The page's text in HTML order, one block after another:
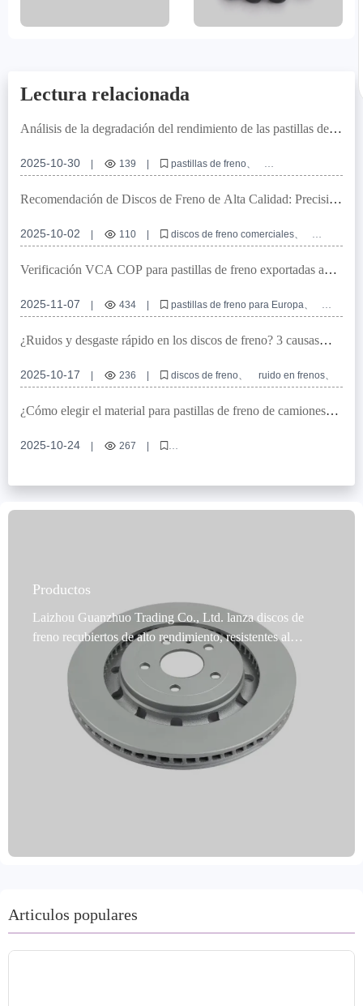
Lectura relacionada
Análisis de la degradación del rendimiento de las pastillas de
2025-10-30 139
pastillas de freno
degradación del frenado
mantenimiento del sistema de frenos
análisis de desgaste
seguridad vial
Recomendación de Discos de Freno de Alta Calidad: Precisión
Rendimiento Óptimo
2025-10-02 110
discos de freno comerciales
precisión orificios de posicionamiento
mecanizado de discos de freno
planitud del disco de freno
instalación estándar de frenos
Verificación VCA COP para pastillas de freno exportadas a
(con casos reales)
2025-11-07 434
pastillas de freno para Europa
certificación VCA COP
EMARK para frenos
control de calidad en pastillas de freno
certificación de sistemas de frenado automotriz
¿Ruidos y desgaste rápido en los discos de freno? 3 causas
2025-10-17 236 discos de freno
ruido en frenos
desgaste rápido de frenos
mantenimiento de frenos
reparación de frenos
¿Cómo elegir el material para pastillas de freno de camiones
acero y cerámicos
2025-10-24 267
Productos
Laizhou Guanzhuo Trading Co., Ltd. lanza discos de
freno recubiertos de alto rendimiento, resistentes al
desgaste y a la oxidación, diseñados específicamente para
turismos y vehículos comerciales. Cubren el 99% de los
modelos de vehículos y satisfacen las diversas necesidades
del mercado global. Fabricados con materiales de alta
calidad, como hierro gris de alta calidad, GG20 y acero
con alto contenido de carbono, estos discos combinan
tecnología de mecanizado avanzada con pruebas de
TS16949 y R90 E-mark, la calidad de la empresa es fiable
internacional VCA COP. Laizhou Guanzhuo se
Articulos populares